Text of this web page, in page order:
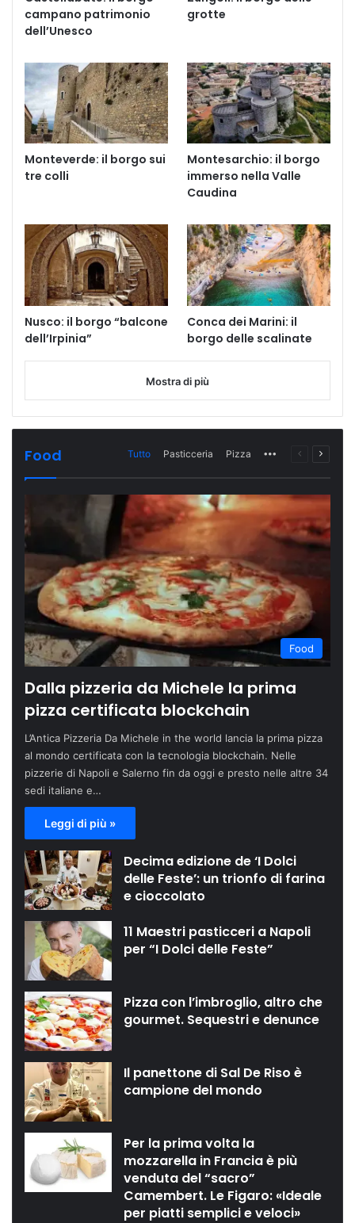
campano patrimonio
dell’Unesco
grotte
Monteverde: il borgo sui
tre colli
Montesarchio: il borgo
immerso nella Valle
Caudina
Nusco: il borgo “balcone
dell’Irpinia”
Conca dei Marini: il
borgo delle scalinate
Mostra di più
Food Tutto Pasticceria Pizza More Pagina
Food
Dalla pizzeria da Michele la prima
pizza certificata blockchain
L’Antica Pizzeria Da Michele in the world lancia la prima pizza
al mondo certificata con la tecnologia blockchain. Nelle
pizzerie di Napoli e Salerno fin da oggi e presto nelle altre 34
sedi italiane e…
Leggi di più »
Decima edizione de ‘I Dolci
delle Feste’: un trionfo di farina
e cioccolato
11 Maestri pasticceri a Napoli
per “I Dolci delle Feste”
Pizza con l’imbroglio, altro che
gourmet. Sequestri e denunce
Il panettone di Sal De Riso è
campione del mondo
Per la prima volta la
mozzarella in Francia è più
venduta del “sacro”
Camembert. Le Figaro: «Ideale
per piatti semplici e veloci»